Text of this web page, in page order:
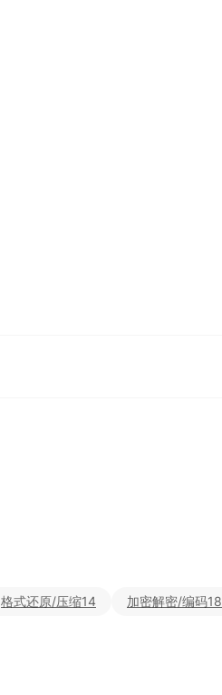
格式还原/压缩14 加密解密/编码18